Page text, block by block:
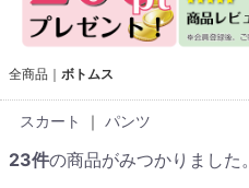
全商品 ボトムス
スカート ｜ パンツ
23件の商品がみつかりました。